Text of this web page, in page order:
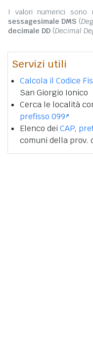
I valori numerici sono
sessagesimale DMS (
decimale DD (Decimal
Servizi utili
Calcola il Codice
San Giorgio Ionico
Cerca le località
prefisso 099
Elenco dei CAP,
comuni della prov.